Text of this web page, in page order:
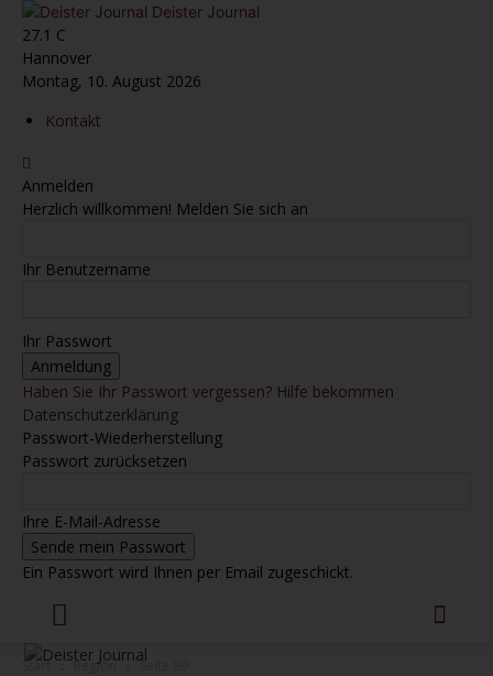
Deister Journal
27.1 C
Hannover
Montag, 10. August 2026
Kontakt
Anmelden
Herzlich willkommen! Melden Sie sich an
Ihr Benutzername
Ihr Passwort
Haben Sie Ihr Passwort vergessen? Hilfe bekommen
Datenschutzerklärung
Passwort-Wiederherstellung
Passwort zurücksetzen
Ihre E-Mail-Adresse
Ein Passwort wird Ihnen per Email zugeschickt.
Start Region Seite 99